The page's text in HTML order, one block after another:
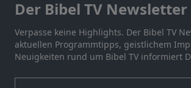
Der Bibel TV Newsletter
Verpasse keine Highlights. Der Bibel TV
aktuellen Programmtipps, geistlichem
Neuigkeiten rund um Bibel TV informiert